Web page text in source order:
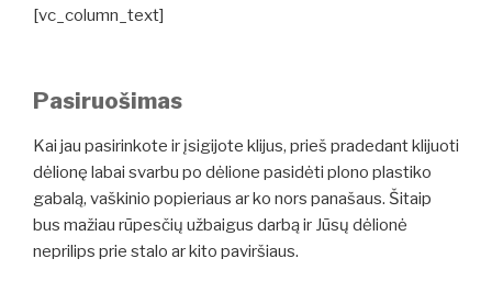
[vc_column_text]
Pasiruošimas
Kai jau pasirinkote ir įsigijote klijus, prieš pradedant klijuoti
dėlionę labai svarbu po dėlione pasidėti plono plastiko
gabalą, vaškinio popieriaus ar ko nors panašaus. Šitaip
bus mažiau rūpesčių užbaigus darbą ir Jūsų dėlionė
neprilips prie stalo ar kito paviršiaus.